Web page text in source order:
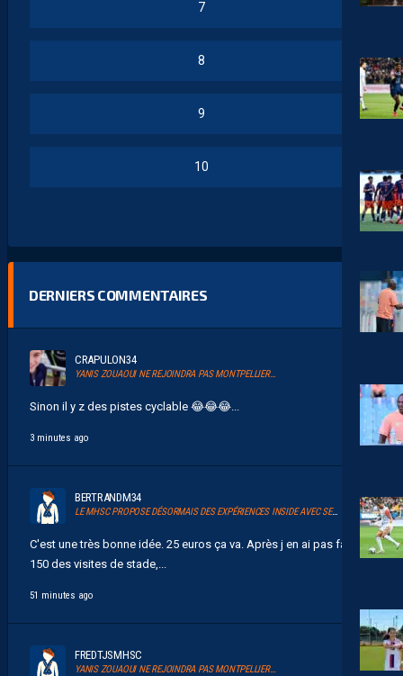
7
8
9
10
DERNIERS COMMENTAIRES
CRAPULON34
YANIS ZOUAOUI NE REJOINDRA PAS MONTPELLIER…
Sinon il y z des pistes cyclable 😂😂😂...
3 minutes ago
BERTRANDM34
LE MHSC PROPOSE DÉSORMAIS DES EXPÉRIENCES INSIDE AVEC SERSOU
C'est une très bonne idée. 25 euros ça va. Après j en ai pas fait
150 des visites de stade,...
51 minutes ago
FREDTJSMHSC
YANIS ZOUAOUI NE REJOINDRA PAS MONTPELLIER…